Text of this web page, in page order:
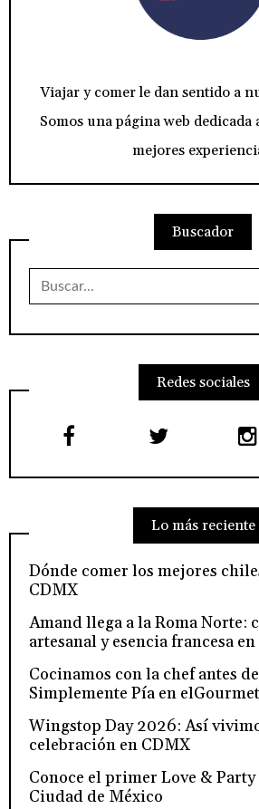
Viajar y comer le dan sentido a
Somos una página web dedicada
mejores
Buscador
Redes sociales
Lo más reciente
Dónde comer los mejores
CDMX
Amand llega a la Roma Norte:
artesanal y esencia francesa
Cocinamos con la chef antes
Simplemente Pía en elGourmet
Wingstop Day 2026: Así
celebración en CDMX
Conoce el primer Love &
Ciudad de México